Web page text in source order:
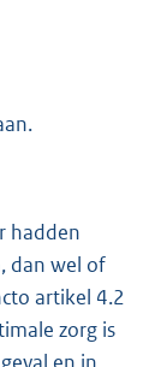
hadden
dan wel of
artikel 4.2
zorg is